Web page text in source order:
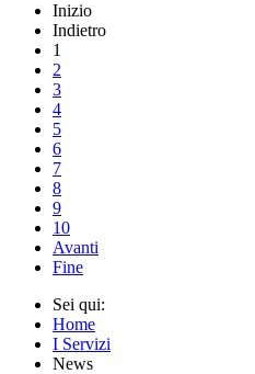
Inizio
Indietro
1
2
3
4
5
6
7
8
9
10
Avanti
Fine
Sei qui:
Home
I Servizi
News